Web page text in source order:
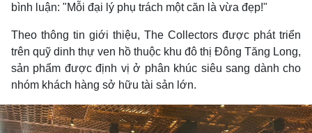
bình luận: "Mỗi đại lý phụ trách một căn là vừa đẹp!"
Theo thông tin giới thiệu, The Collectors được phát triển
trên quỹ dinh thự ven hồ thuộc khu đô thị Đông Tăng Long,
sản phẩm được định vị ở phân khúc siêu sang dành cho
nhóm khách hàng sở hữu tài sản lớn.